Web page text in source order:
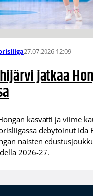
27.07.2026 12:09
jatkaa
kasvatti ja viime
debytoinut Ida
naisten
2026-27.